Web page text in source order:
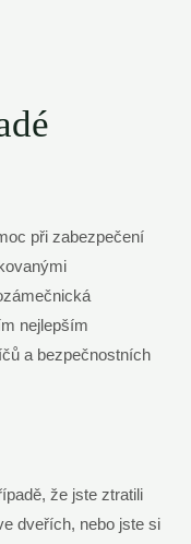
při zabezpečení
nejlepším
a bezpečnostních
že jste ztratili
dveřích, nebo jste si